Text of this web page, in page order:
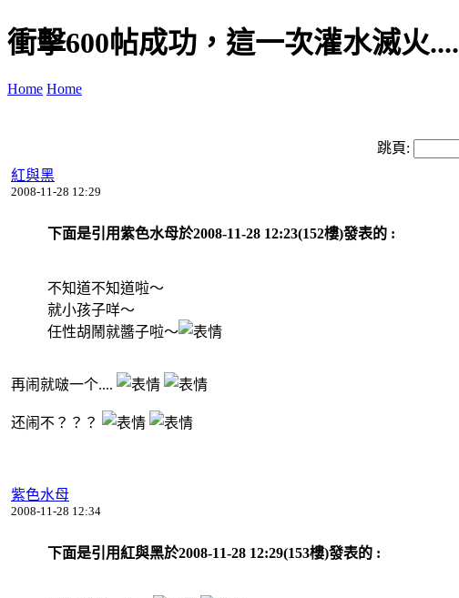
衝擊600帖成功，這一次灌水滅火....
Home Home
跳頁:
紅與黑
2008-11-28 12:29
下面是引用紫色水母於2008-11-28 12:23(152樓)發表的 :
不知道不知道啦～
就小孩子咩～
任性胡鬧就醬子啦～
再闹就啵一个....
还闹不？？？
紫色水母
2008-11-28 12:34
下面是引用紅與黑於2008-11-28 12:29(153樓)發表的 :